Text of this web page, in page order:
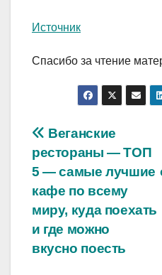
Источник
Спасибо за чтение
Навигация
по
записям
Веганские
рестораны — ТОП
5 — самые лучшие
кафе по всему
миру, куда поехать
и где можно
вкусно поесть